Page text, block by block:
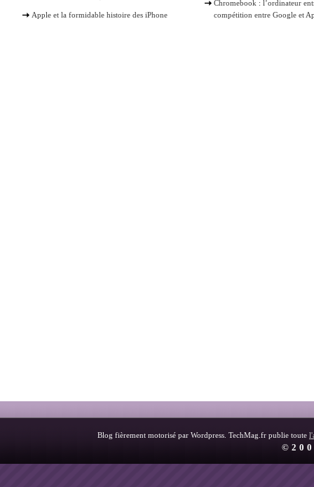
Apple et la formidable histoire des iPhone
Chromebook : l’ordinateur
compétition entre Google et
Blog fièrement motorisé par Wordpress. TechMag.fr publie toute